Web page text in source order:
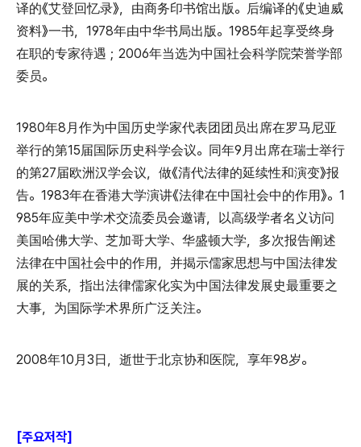
译的《艾登回忆录》，由商务印书馆出版。后编译的《史迪威
资料》一书，1978年由中华书局出版。1985年起享受终身
在职的专家待遇；2006年当选为中国社会科学院荣誉学部
委员。
1980年8月作为中国历史学家代表团团员出席在罗马尼亚
举行的第15届国际历史科学会议。同年9月出席在瑞士举行
的第27届欧洲汉学会议，做《清代法律的延续性和演变》报
告。1983年在香港大学演讲《法律在中国社会中的作用》。1
985年应美中学术交流委员会邀请，以高级学者名义访问
美国哈佛大学、芝加哥大学、华盛顿大学，多次报告阐述
法律在中国社会中的作用，并揭示儒家思想与中国法律发
展的关系，指出法律儒家化实为中国法律发展史最重要之
大事，为国际学术界所广泛关注。
2008年10月3日，逝世于北京协和医院，享年98岁。
[주요저작]